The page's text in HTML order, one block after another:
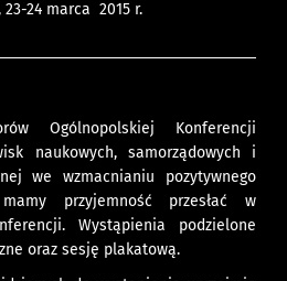
23-24 marca 2015 r.
Ogólnopolskiej Konferencji
naukowych, samorządowych i
we wzmacnianiu pozytywnego
przyjemność przesłać w
Wystąpienia podzielone
oraz sesję plakatową.